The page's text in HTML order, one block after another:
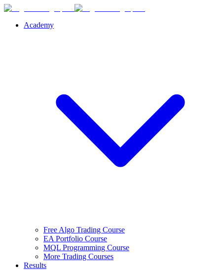
Academy
Free Algo Trading Course
EA Portfolio Course
MQL Programming Course
More Trading Courses
Results